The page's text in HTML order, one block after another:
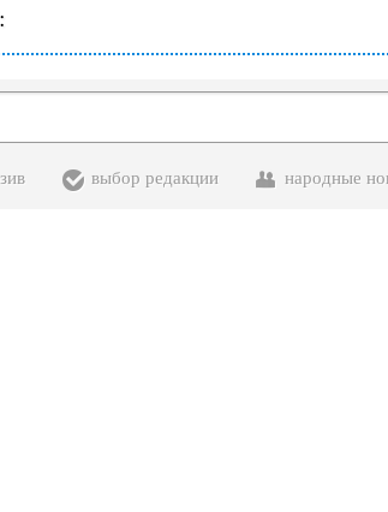
выбор редакции народные